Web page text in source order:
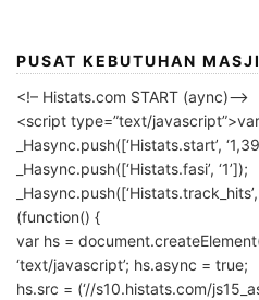
PUSAT KEBUTUHAN
<!– Histats.com START (aync)–>
<script type=”text/
_Hasync.push([‘Histats.start’,
_Hasync.push([‘Histats.fasi’, ‘1’]);
(function() {
var hs =
‘text/javascript’; hs.async = true;
hs.src = (‘//s10.histats.com/